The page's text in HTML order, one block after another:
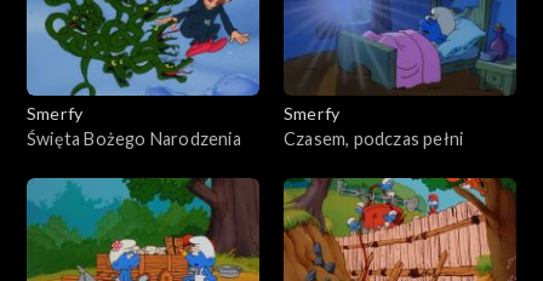
Smerfy
Święta Bożego Narodzenia
Smerfy
Czasem, podczas pełni